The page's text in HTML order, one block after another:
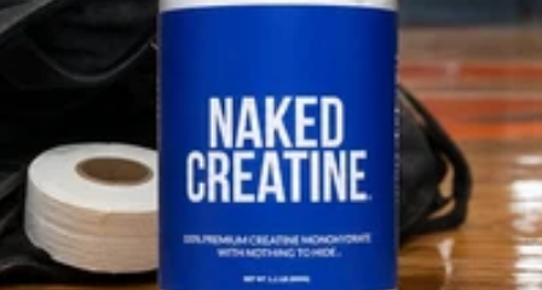
”Protein Powder“
”Overnight Oats“
”Vegan protein“
”Micellar Casein“
PROTÉINES EN POUDREMeilleure Vente
Protéine de pois
Protéine de Whey en Poudre
Peptides de collagène